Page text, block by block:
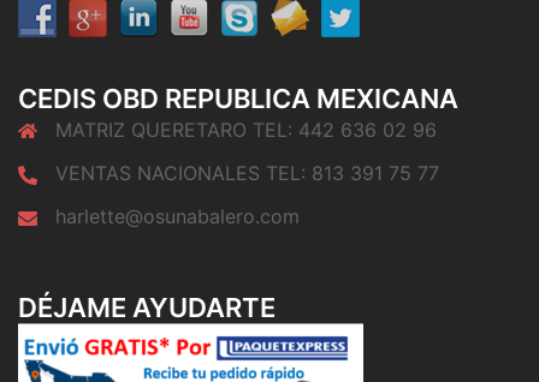
CEDIS OBD REPUBLICA MEXICANA
MATRIZ QUERETARO TEL: 442 636 02 96
VENTAS NACIONALES TEL: 813 391 75 77
harlette@osunabalero.com
DÉJAME AYUDARTE